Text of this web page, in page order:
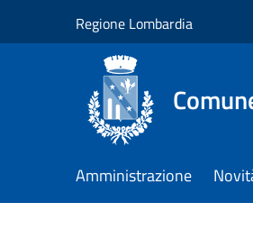
Regione Lombardia
Amministrazione